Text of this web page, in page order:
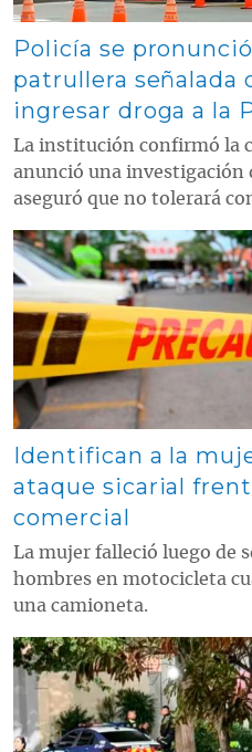
Policía se
patrullera señalada
ingresar droga a la
La institución confirmó la
anunció una
aseguró que no tolerará
Contenido multimedia principal
Identifican a la
ataque sicarial
comercial
La mujer falleció luego de
hombres en motocicleta
una camioneta.
Contenido multimedia principal